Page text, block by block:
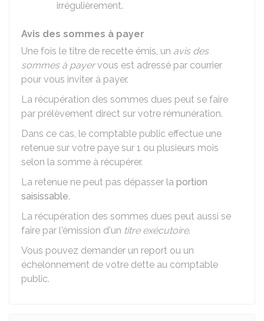
irrégulièrement.
Avis des sommes à payer
Une fois le titre de recette émis, un avis des
sommes à payervous est adressé par courrier
pour vous inviter à payer.
La récupération des sommes dues peut se faire
par prélèvement direct sur votre rémunération.
Dans ce cas, le comptable public effectue une
retenue sur votre paye sur 1 ou plusieurs mois
selon la somme à récupérer.
La retenue ne peut pas dépasser la portion
saisissable.
La récupération des sommes dues peut aussi se
faire par l'émission d'un titre exécutoire.
Vous pouvez demander un report ou un
échelonnement de votre dette au comptable
public.